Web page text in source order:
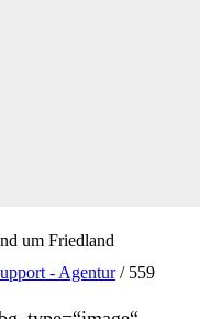
um Friedland
- Agentur / 559